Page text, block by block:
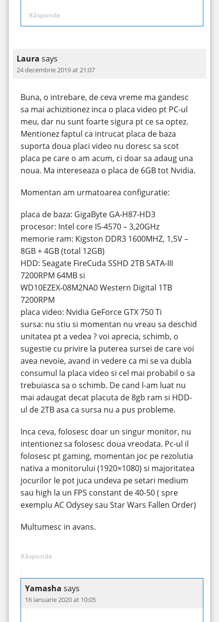
Răspunde
Laura says
24 decembrie 2019 at 21:07
Buna, o intrebare, de ceva vreme ma gandesc
sa mai achizitionez inca o placa video pt PC-ul
meu, dar nu sunt foarte sigura pt ce sa optez.
Mentionez faptul ca intrucat placa de baza
suporta doua placi video nu doresc sa scot
placa pe care o am acum, ci doar sa adaug una
noua. Ma intereseaza o placa de 6GB tot Nvidia.
Momentan am urmatoarea configuratie:
placa de baza: GigaByte GA-H87-HD3
procesor: Intel core I5-4570 – 3,20GHz
memorie ram: Kigston DDR3 1600MHZ, 1,5V –
8GB + 4GB (total 12GB)
HDD: Seagate FireCuda SSHD 2TB SATA-III
7200RPM 64MB si
WD10EZEX-08M2NA0 Western Digital 1TB
7200RPM
placa video: Nvidia GeForce GTX 750 Ti
sursa: nu stiu si momentan nu vreau sa deschid
unitatea pt a vedea ? voi aprecia, schimb, o
sugestie cu privire la puterea sursei de care voi
avea nevoie, avand in vedere ca mi se va dubla
consumul la placa video si cel mai probabil o sa
trebuiasca sa o schimb. De cand l-am luat nu
mai adaugat decat placuta de 8gb ram si HDD-
ul de 2TB asa ca sursa nu a pus probleme.
Inca ceva, folosesc doar un singur monitor, nu
intentionez sa folosesc doua vreodata. Pc-ul il
folosesc pt gaming, momentan joc pe rezolutia
nativa a monitorului (1920×1080) si majoritatea
jocurilor le pot juca undeva pe setari medium
sau high la un FPS constant de 40-50 ( spre
exemplu AC Odysey sau Star Wars Fallen Order)
Multumesc in avans.
Răspunde
Yamasha says
16 ianuarie 2020 at 10:05